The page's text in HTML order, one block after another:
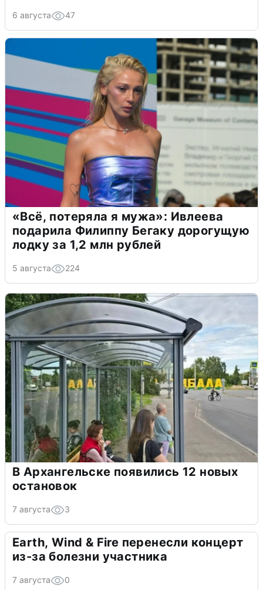
6 августа 47
«Всё, потеряла я мужа»: Ивлеева
подарила Филиппу Бегаку дорогущую
лодку за 1,2 млн рублей
5 августа 224
В Архангельске появились 12 новых
остановок
7 августа 3
Earth, Wind & Fire перенесли концерт
из-за болезни участника
7 августа 0